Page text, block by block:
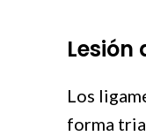
Lesión
Los
forma